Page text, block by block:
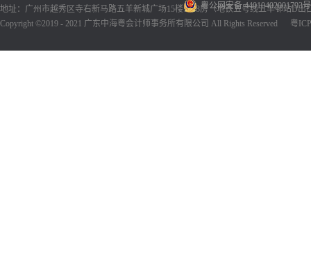
地址：广州市越秀区寺右新马路五羊新城广场15楼1518房（地铁五号线五羊邨站D出
Copyright ©2019 - 2021 广东中海粤会计师事务所有限公司 All Rights Reserved
粤ICP
粤公网安备 44010402001793号